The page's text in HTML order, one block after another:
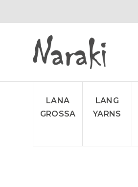
LANA
GROSSA
LANG
YARNS